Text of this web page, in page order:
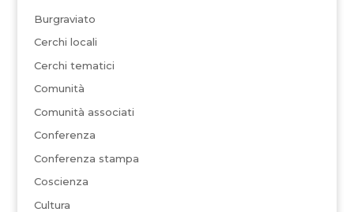
Burgraviato
Cerchi locali
Cerchi tematici
Comunità
Comunità associati
Conferenza
Conferenza stampa
Coscienza
Cultura